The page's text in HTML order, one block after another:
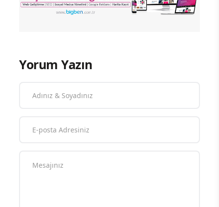
Yorum Yazın